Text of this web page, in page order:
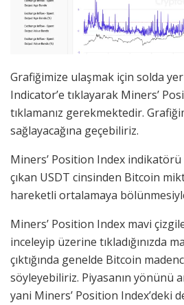
Grafiğimize ulaşmak için solda
Indicator’e tıklayarak Miners’
tıklamanız gerekmektedir.
sağlayacağına geçebiliriz.
Miners’ Position Index indikatörü
çıkan USDT cinsinden Bitcoin
hareketli ortalamaya
Miners’ Position Index mavi
inceleyip üzerine tıkladığınızda
çıktığında genelde Bitcoin
söyleyebiliriz. Piyasanın yönünü
yani Miners’ Position Index’deki